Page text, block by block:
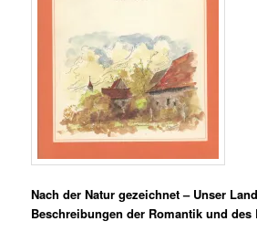
Nach der Natur gezeichnet – Unser
Beschreibungen der Romantik und des